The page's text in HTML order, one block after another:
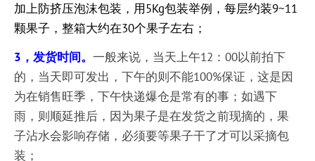
加上防挤压泡沫包装，用5Kg包装举例，每层约装9~11
颗果子，整箱大约在30个果子左右；
3，发货时间。一般来说，当天上午12：00以前拍下
的，当天即可发出，下午的则不能100%保证，这是因
为在销售旺季，下午快递爆仓是常有的事；如遇下
雨，则顺延推后，因为果子是在发货之前现摘的，果
子沾水会影响存储，必须要等果子干了才可以采摘包
装；